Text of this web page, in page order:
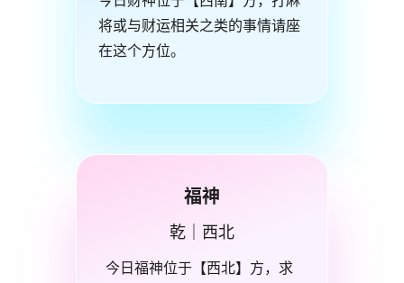
将或与财运相关之类的事情请座
在这个方位。
福神
乾｜西北
今日福神位于【西北】方，求